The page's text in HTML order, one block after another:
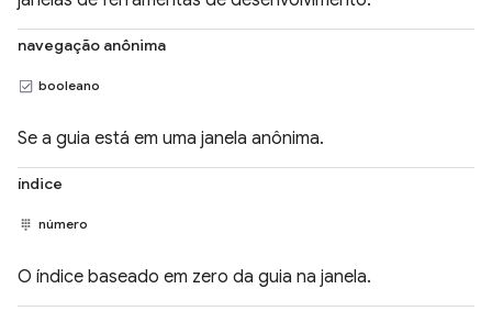
navegação anônima
booleano
Se a guia está em uma janela anônima.
índice
número
O índice baseado em zero da guia na janela.